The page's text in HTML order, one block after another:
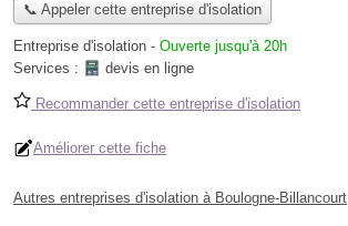
📞 Appeler cette entreprise d'isolation
Entreprise d'isolation - Ouverte jusqu'à 20h
Services :
devis en ligne
Recommander cette entreprise d'isolation
Améliorer cette fiche
Autres entreprises d'isolation à Boulogne-Billancourt